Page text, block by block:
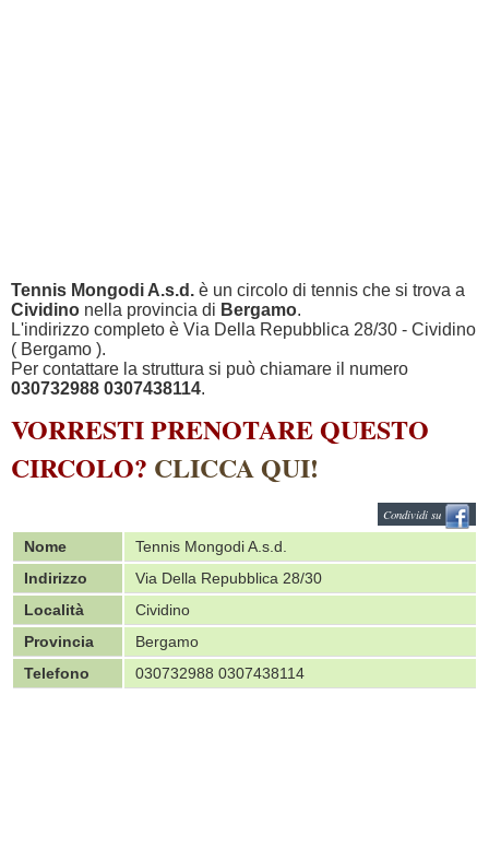
Tennis Mongodi A.s.d. è un circolo di tennis che si trova a
Cividino nella provincia di Bergamo.
L'indirizzo completo è Via Della Repubblica 28/30 - Cividino
( Bergamo ).
Per contattare la struttura si può chiamare il numero
030732988 0307438114.
VORRESTI PRENOTARE QUESTO
CIRCOLO? CLICCA QUI!
Condividi su
Nome
Tennis Mongodi A.s.d.
Indirizzo
Via Della Repubblica 28/30
Località
Cividino
Provincia
Bergamo
Telefono
030732988 0307438114